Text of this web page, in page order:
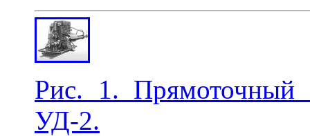
Рис. 1. Прямоточный
УД-2.